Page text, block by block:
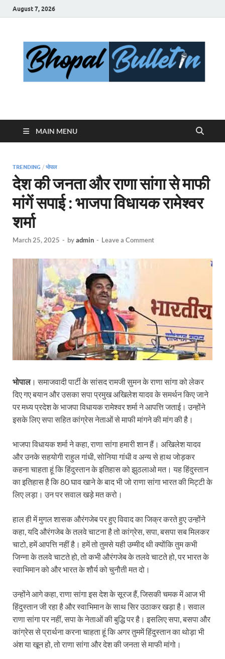
August 7, 2026
Bhopal Bulletin
MAIN MENU
TRENDING / भोपाल
देश की जनता और राणा सांगा से माफी
मांगें सपाई : भाजपा विधायक रामेश्वर
शर्मा
March 25, 2025 - byadmin - Leave a Comment
भोपाल। समाजवादी पार्टी के सांसद रामजी सुमन के राणा सांगा को लेकर
दिए गए बयान और उसका सपा प्रमुख अखिलेश यादव के समर्थन किए जाने
पर मध्य प्रदेश के भाजपा विधायक रामेश्वर शर्मा ने आपत्ति जताई। उन्होंने
इसके लिए सपा सहित कांग्रेस नेताओं से माफी मांगने की मांग की है।
भाजपा विधायक शर्मा ने कहा, राणा सांगा हमारी शान हैं। अखिलेश यादव
और उनके सहयोगी राहुल गांधी, सोनिया गांधी व अन्य से हाथ जोड़कर
कहना चाहता हूं कि हिंदुस्तान के इतिहास को झुठलाओ मत। यह हिंदुस्तान
का इतिहास है कि 80 घाव खाने के बाद भी जो राणा सांगा भारत की मिट्टी के
लिए लड़ा। उन पर सवाल खड़े मत करो।
हाल ही में मुगल शासक औरंगजेब पर हुए विवाद का जिक्र करते हुए उन्होंने
कहा, यदि औरंगजेब के तलवे चाटना है तो कांग्रेस, सपा, बसपा सब मिलकर
चाटो, हमें आपत्ति नहीं है। हमें तो तुमसे यही उम्मीद थी क्योंकि तुम कभी
जिन्ना के तलवे चाटते हो, तो कभी औरंगजेब के तलवे चाटते हो, पर भारत के
स्वाभिमान को और भारत के शौर्य को चुनौती मत दो।
उन्होंने आगे कहा, राणा सांगा इस देश के सूरज हैं, जिसकी चमक में आज भी
हिंदुस्तान जी रहा है और स्वाभिमान के साथ सिर उठाकर खड़ा है। सवाल
राणा सांगा पर नहीं, सपा के नेताओं की बुद्धि पर है। इसलिए सपा, बसपा और
कांग्रेस से प्रार्थना करना चाहता हूं कि अगर तुममें हिंदुस्तान का थोड़ा भी
अंश या खून हो, तो राणा सांगा और देश की जनता से माफी मांगो।